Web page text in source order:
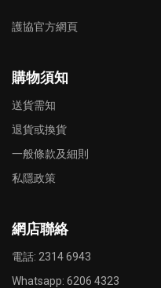
護協官方網頁
購物須知
送貨需知
退貨或換貨
一般條款及細則
私隱政策
網店聯絡
電話: 2314 6943
Whatsapp: 6206 4323